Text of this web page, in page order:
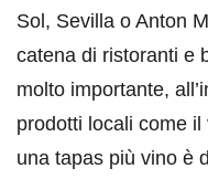
Sol, Sevilla o Anton
catena di ristoranti e
molto importante,
prodotti locali come
una tapas più vino è